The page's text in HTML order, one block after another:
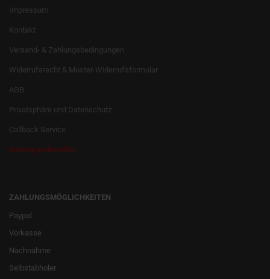
Impressum
Kontakt
Versand- & Zahlungsbedingungen
Widerrufsrecht & Muster-Widerrufsformular
AGB
Privatsphäre und Datenschutz
Callback Service
Vertrag widerrufen
ZAHLUNGSMÖGLICHKEITEN
Paypal
Vorkasse
Nachnahme
Selbstabholer